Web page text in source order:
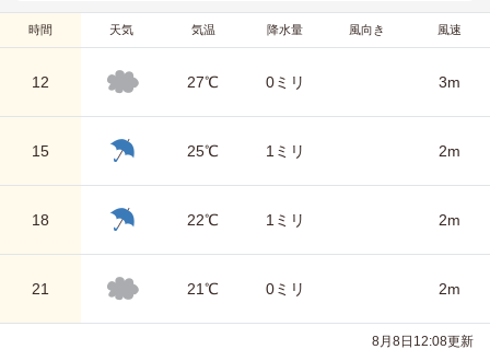
時間 天気 気温 降水量 風向き 風速
12 27℃ 0ミリ 3m
15 25℃ 1ミリ 2m
18 22℃ 1ミリ 2m
21 21℃ 0ミリ 2m
8月8日12:08更新